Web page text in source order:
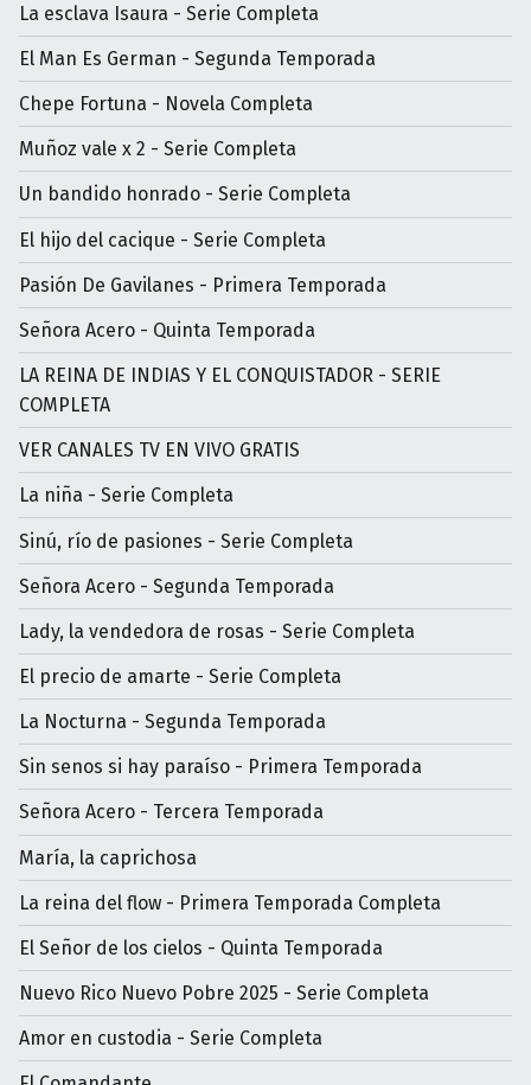
La esclava Isaura - Serie Completa
El Man Es German - Segunda Temporada
Chepe Fortuna - Novela Completa
Muñoz vale x 2 - Serie Completa
Un bandido honrado - Serie Completa
El hijo del cacique - Serie Completa
Pasión De Gavilanes - Primera Temporada
Señora Acero - Quinta Temporada
LA REINA DE INDIAS Y EL CONQUISTADOR - SERIE
COMPLETA
VER CANALES TV EN VIVO GRATIS
La niña - Serie Completa
Sinú, río de pasiones - Serie Completa
Señora Acero - Segunda Temporada
Lady, la vendedora de rosas - Serie Completa
El precio de amarte - Serie Completa
La Nocturna - Segunda Temporada
Sin senos si hay paraíso - Primera Temporada
Señora Acero - Tercera Temporada
María, la caprichosa
La reina del flow - Primera Temporada Completa
El Señor de los cielos - Quinta Temporada
Nuevo Rico Nuevo Pobre 2025 - Serie Completa
Amor en custodia - Serie Completa